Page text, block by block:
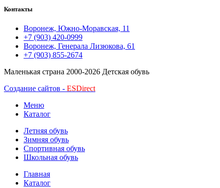
Контакты
Воронеж, Южно-Моравская, 11
+7 (903) 420-0999
Воронеж, Генерала Лизюкова, 61
+7 (903) 855-2674
Маленькая страна 2000-2026 Детская обувь
Создание сайтов - ESDirect
Меню
Каталог
Летняя обувь
Зимняя обувь
Спортивная обувь
Школьная обувь
Главная
Каталог